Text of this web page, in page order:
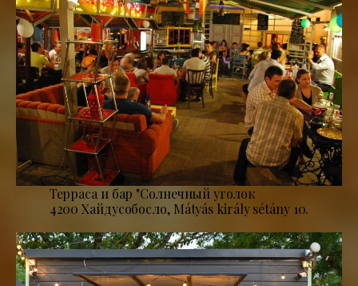
Терраса и бар "Солнечный уголок
4200 Хайдусобосло, Mátyás király sétány 10.